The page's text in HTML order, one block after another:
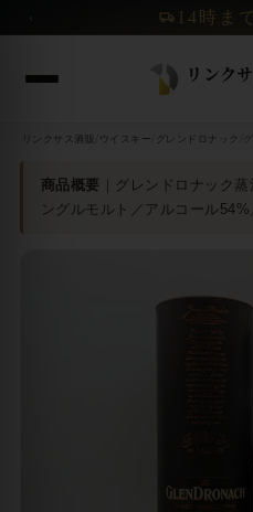
‹ 14時ま
リンクサス酒販 ウイスキー グレンドロナック
商品概要 ｜グレンドロナック
ングルモルト／アルコール